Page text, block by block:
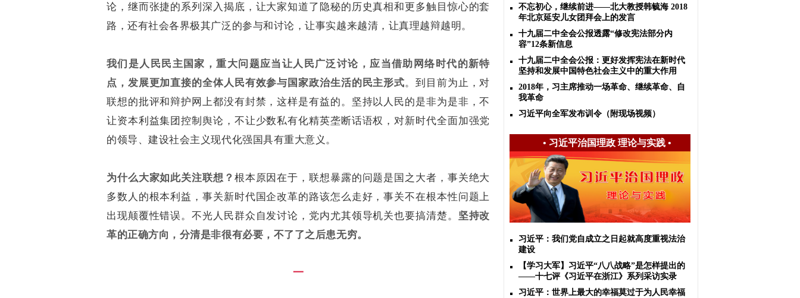
论，继而张捷的系列深入揭底，让大家知道了隐秘的历史真相和更多触目惊心的套
路，还有社会各界极其广泛的参与和讨论，让事实越来越清，让真理越辩越明。
我们是人民民主国家，重大问题应当让人民广泛讨论，应当借助网络时代的新特
点，发展更加直接的全体人民有效参与国家政治生活的民主形式。到目前为止，对
联想的批评和辩护网上都没有封禁，这样是有益的。坚持以人民的是非为是非，不
让资本利益集团控制舆论，不让少数私有化精英垄断话语权，对新时代全面加强党
的领导、建设社会主义现代化强国具有重大意义。
为什么大家如此关注联想？ 根本原因在于，联想暴露的问题是国之大者，事关绝大
多数人的根本利益，事关新时代国企改革的路该怎么走好，事关不在根本性问题上
出现颠覆性错误。不光人民群众自发讨论，党内尤其领导机关也要搞清楚。 坚持改
革的正确方向，分清是非很有必要，不了了之后患无穷。
一
不忘初心，继续前进——北大教授韩毓海 2018
年北京延安儿女团拜会上的发言
十九届二中全会公报透露“修改宪法部分内
容”12条新信息
十九届二中全会公报：更好发挥宪法在新时代
坚持和发展中国特色社会主义中的重大作用
2018年，习主席推动一场革命、继续革命、自
我革命
习近平向全军发布训令（附现场视频）
• 习近平治国理政 理论与实践•
习近平：我们党自成立之日起就高度重视法治
建设
【学习大军】习近平“八八战略”是怎样提出的
——十七评《习近平在浙江》系列采访实录
习近平：世界上最大的幸福莫过于为人民幸福